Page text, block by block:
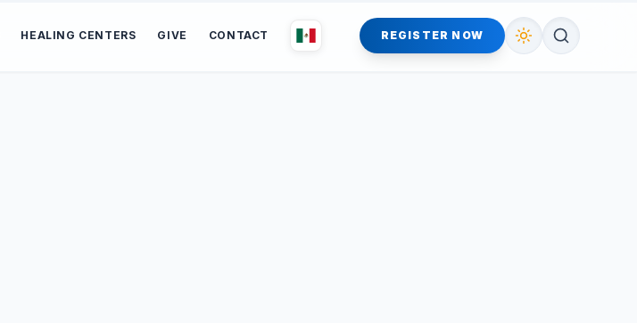
HEALING CENTERS GIVE CONTACT REGISTER NOW